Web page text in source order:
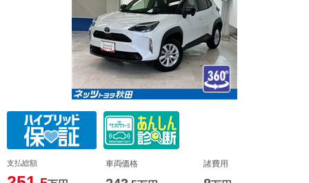
支払総額 車両価格 諸費用